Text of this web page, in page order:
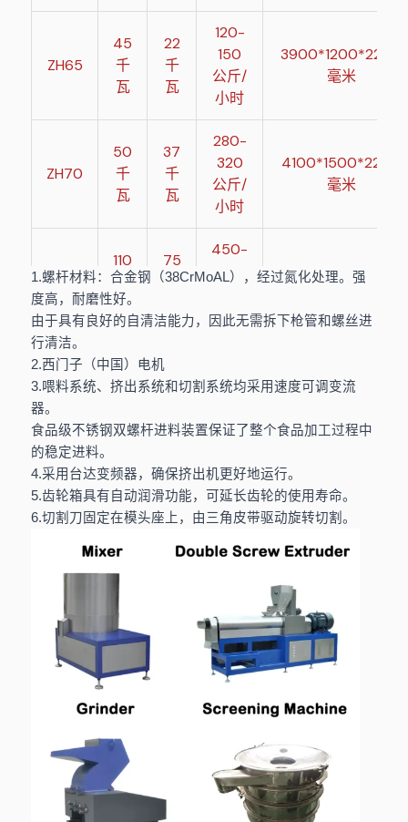
ZH65
45
千
瓦
22
千
瓦
120-
150
公斤/
小时
3900*1200*2200
毫米
ZH70
50
千
瓦
37
千
瓦
280-
320
公斤/
小时
4100*1500*2200
毫米
ZH85
110
千
瓦
75
千
450-
550
小时
4300*3500*4300
ZH95
151
千
110
千
1000
小时
4700*1900*4800
1.螺杆材料：合金钢（38CrMoAL），经过氮化处理。强
度高，耐磨性好。
由于具有良好的自清洁能力，因此无需拆下枪管和螺丝进
行清洁。
2.西门子（中国）电机
3.喂料系统、挤出系统和切割系统均采用速度可调变流
器。
食品级不锈钢双螺杆进料装置保证了整个食品加工过程中
的稳定进料。
4.采用台达变频器，确保挤出机更好地运行。
5.齿轮箱具有自动润滑功能，可延长齿轮的使用寿命。
6.切割刀固定在模头座上，由三角皮带驱动旋转切割。